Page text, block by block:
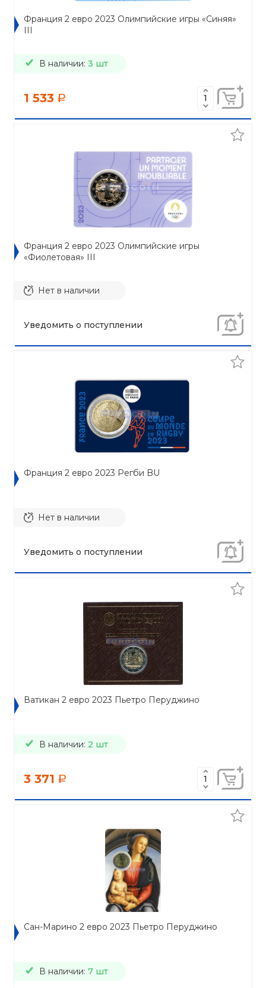
Франция 2 евро 2023 Олимпийские игры «Синяя»
III
В наличии: 3 шт
1 533 a
Франция 2 евро 2023 Олимпийские игры
«Фиолетовая» III
Нет в наличии
Уведомить о поступлении
Франция 2 евро 2023 Регби BU
Нет в наличии
Уведомить о поступлении
Ватикан 2 евро 2023 Пьетро Перуджино
В наличии: 2 шт
3 371 a
Сан-Марино 2 евро 2023 Пьетро Перуджино
В наличии: 7 шт